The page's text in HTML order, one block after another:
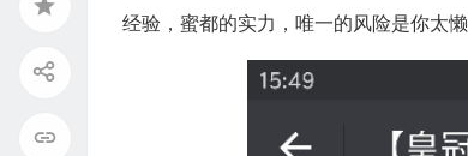
经验，蜜都的实力，唯一的风险是你太懒